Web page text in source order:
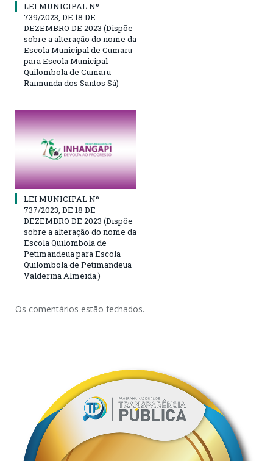
LEI MUNICIPAL Nº
739/2023, DE 18 DE
DEZEMBRO DE 2023 (Dispõe
sobre a alteração do nome da
Escola Municipal de Cumaru
para Escola Municipal
Quilombola de Cumaru
Raimunda dos Santos Sá)
LEI MUNICIPAL Nº
737/2023, DE 18 DE
DEZEMBRO DE 2023 (Dispõe
sobre a alteração do nome da
Escola Quilombola de
Petimandeua para Escola
Quilombola de Petimandeua
Valderina Almeida.)
Os comentários estão fechados.